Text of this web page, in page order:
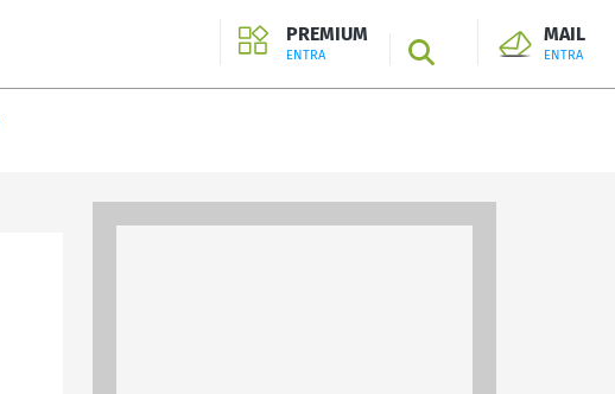
PREMIUM
ENTRA SEARCH
MAIL
ENTRA